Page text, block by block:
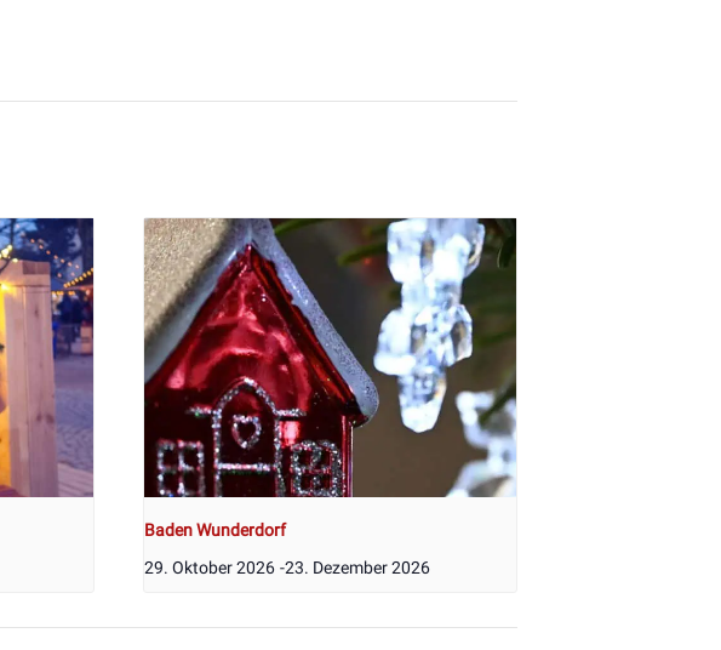
Baden Wunderdorf
29. Oktober 2026 -23. Dezember 2026